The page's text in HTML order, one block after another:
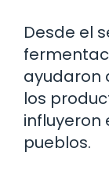
Desde el
ayudaron
los
influyeron
pueblos.